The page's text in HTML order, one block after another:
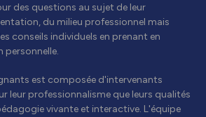
des questions au sujet de leur
du milieu professionnel mais
conseils individuels en prenant en
est composée d'intervenants
leur professionnalisme que leurs qualités
vivante et interactive. L'équipe